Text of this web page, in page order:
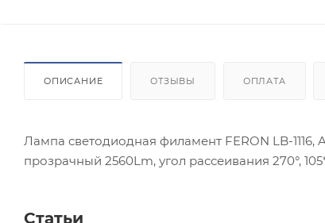
ОПИСАНИЕ ОТЗЫВЫ ОПЛАТА
Лампа светодиодная филамент FERON LB-1116,
прозрачный 2560Lm, угол рассеивания 270°,
Статьи